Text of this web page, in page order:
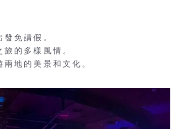
免請假。
的多樣風情。
地的美景和文化。